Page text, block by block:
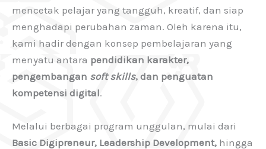
mencetak pelajar yang tangguh, kreatif, dan siap
menghadapi perubahan zaman. Oleh karena itu,
kami hadir dengan konsep pembelajaran yang
menyatu antara pendidikan karakter,
pengembangan soft skills, dan penguatan
kompetensi digital.
Melalui berbagai program unggulan, mulai dari
Basic Digipreneur, Leadership Development, hingga